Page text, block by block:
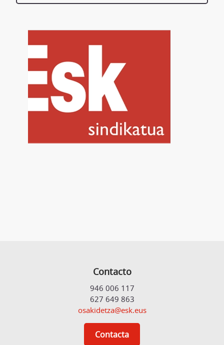
Contacto
946 006 117
627 649 863
osakidetza@esk.eus
Contacta